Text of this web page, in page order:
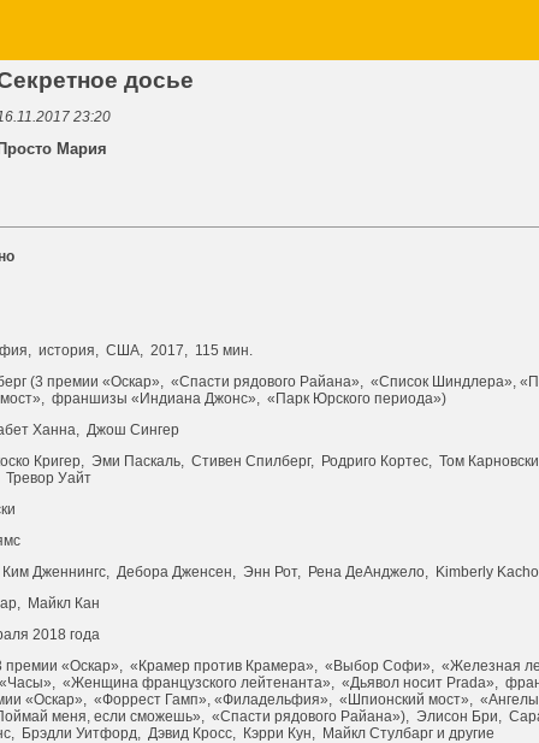
досье
23:20
Просто Мария
история, США, 2017, 115 мин.
(3 премии «Оскар», «Спасти рядового Райана», «Список Шиндлера»,
франшизы «Индиана Джонс», «Парк Юрского периода»)
Ханна, Джош Сингер
Кригер, Эми Паскаль, Стивен Спилберг, Родриго Кортес, Том
Уайт
Дженнингс, Дебора Дженсен, Энн Рот, Рена ДеАнджело, Kimberly
Майкл Кан
2018 года
премии «Оскар», «Крамер против Крамера», «Выбор Софи», «Железная
«Женщина французского лейтенанта», «Дьявол носит Prada»,
«Оскар», «Форрест Гамп», «Филадельфия», «Шпионский мост»,
меня, если сможешь», «Спасти рядового Райана»), Элисон Бри,
Брэдли Уитфорд, Дэвид Кросс, Кэрри Кун, Майкл Стулбарг и другие